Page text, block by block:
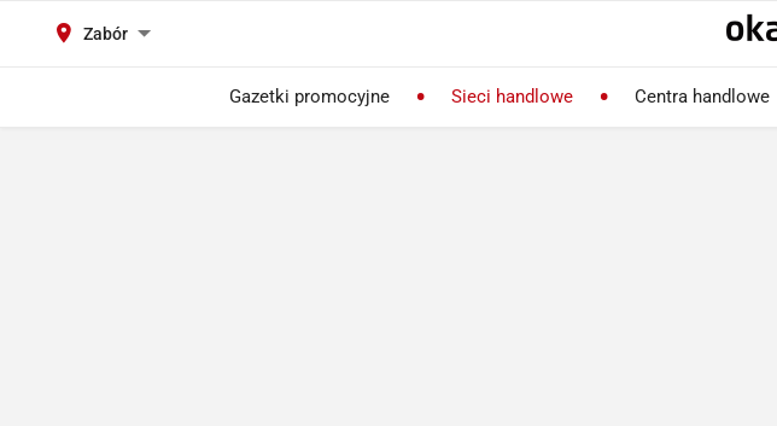
Zabór
Gazetki promocyjne Sieci handlowe Centra handlowe